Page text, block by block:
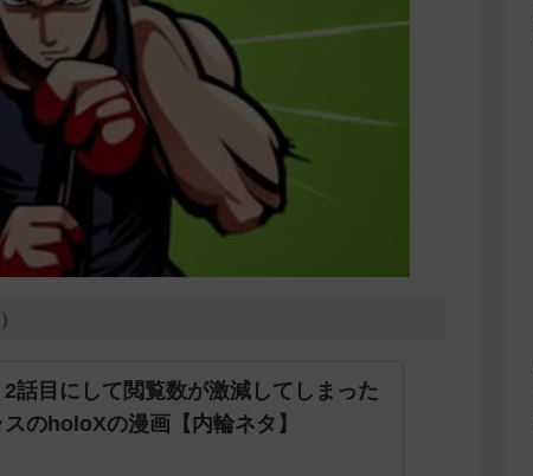
話目にして閲覧数が激減してしまった
のholoXの漫画【内輪ネタ】